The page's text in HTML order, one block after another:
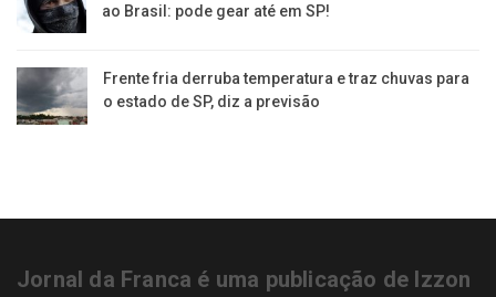
ao Brasil: pode gear até em SP!
Frente fria derruba temperatura e traz chuvas para
o estado de SP, diz a previsão
Jornal da Franca é uma publicação de Izzon